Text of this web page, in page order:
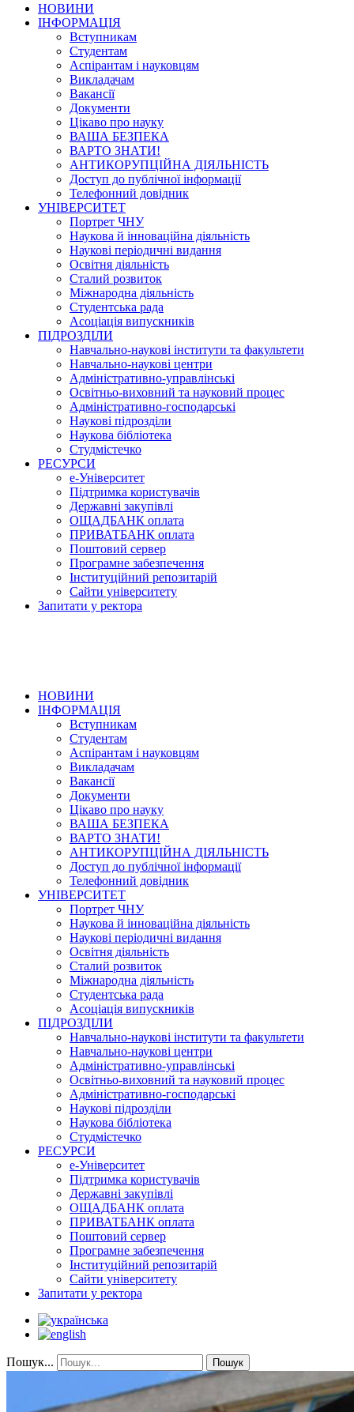
НОВИНИ
ІНФОРМАЦІЯ
Вступникам
Студентам
Аспірантам і науковцям
Викладачам
Вакансії
Документи
Цікаво про науку
ВАША БЕЗПЕКА
ВАРТО ЗНАТИ!
АНТИКОРУПЦІЙНА ДІЯЛЬНІСТЬ
Доступ до публічної інформації
Телефонний довідник
УНІВЕРСИТЕТ
Портрет ЧНУ
Наукова й інноваційна діяльність
Наукові періодичні видання
Освітня діяльність
Сталий розвиток
Міжнародна діяльність
Студентська рада
Асоціація випускників
ПІДРОЗДІЛИ
Навчально-наукові інститути та факультети
Навчально-наукові центри
Адміністративно-управлінські
Освітньо-виховний та науковий процес
Адміністративно-господарські
Наукові підрозділи
Наукова бібліотека
Студмістечко
РЕСУРСИ
е-Університет
Підтримка користувачів
Державні закупівлі
ОЩАДБАНК оплата
ПРИВАТБАНК оплата
Поштовий сервер
Програмне забезпечення
Інституційний репозитарій
Сайти університету
Запитати у ректора
НОВИНИ
ІНФОРМАЦІЯ
Вступникам
Студентам
Аспірантам і науковцям
Викладачам
Вакансії
Документи
Цікаво про науку
ВАША БЕЗПЕКА
ВАРТО ЗНАТИ!
АНТИКОРУПЦІЙНА ДІЯЛЬНІСТЬ
Доступ до публічної інформації
Телефонний довідник
УНІВЕРСИТЕТ
Портрет ЧНУ
Наукова й інноваційна діяльність
Наукові періодичні видання
Освітня діяльність
Сталий розвиток
Міжнародна діяльність
Студентська рада
Асоціація випускників
ПІДРОЗДІЛИ
Навчально-наукові інститути та факультети
Навчально-наукові центри
Адміністративно-управлінські
Освітньо-виховний та науковий процес
Адміністративно-господарські
Наукові підрозділи
Наукова бібліотека
Студмістечко
РЕСУРСИ
е-Університет
Підтримка користувачів
Державні закупівлі
ОЩАДБАНК оплата
ПРИВАТБАНК оплата
Поштовий сервер
Програмне забезпечення
Інституційний репозитарій
Сайти університету
Запитати у ректора
Пошук... Пошук